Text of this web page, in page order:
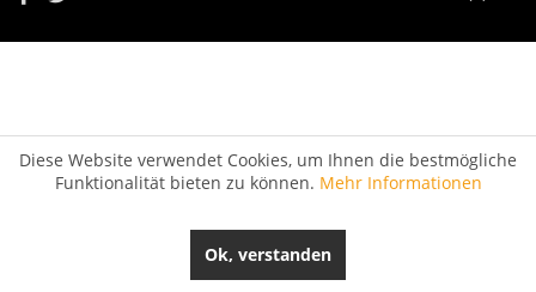
Diese Website verwendet Cookies, um Ihnen die bestmögliche
Funktionalität bieten zu können. Mehr Informationen
Ok, verstanden